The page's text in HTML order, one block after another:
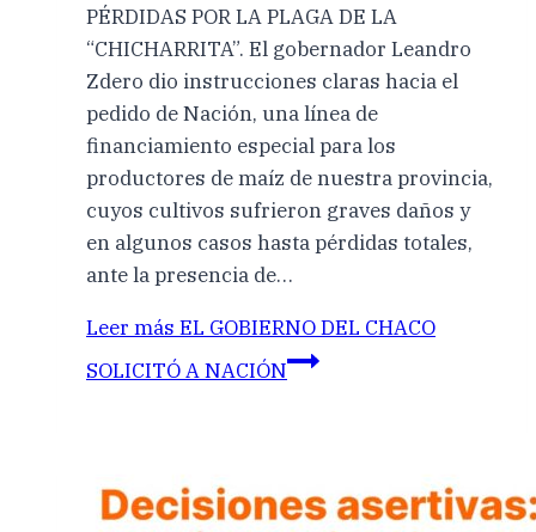
PÉRDIDAS POR LA PLAGA DE LA
“CHICHARRITA”. El gobernador Leandro
Zdero dio instrucciones claras hacia el
pedido de Nación, una línea de
financiamiento especial para los
productores de maíz de nuestra provincia,
cuyos cultivos sufrieron graves daños y
en algunos casos hasta pérdidas totales,
ante la presencia de…
Leer más EL GOBIERNO DEL CHACO
SOLICITÓ A NACIÓN